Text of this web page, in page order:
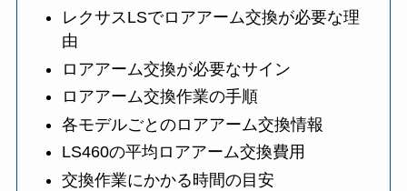
レクサスLSでロアアーム交換が必要な理
由
ロアアーム交換が必要なサイン
ロアアーム交換作業の手順
各モデルごとのロアアーム交換情報
LS460の平均ロアアーム交換費用
交換作業にかかる時間の目安